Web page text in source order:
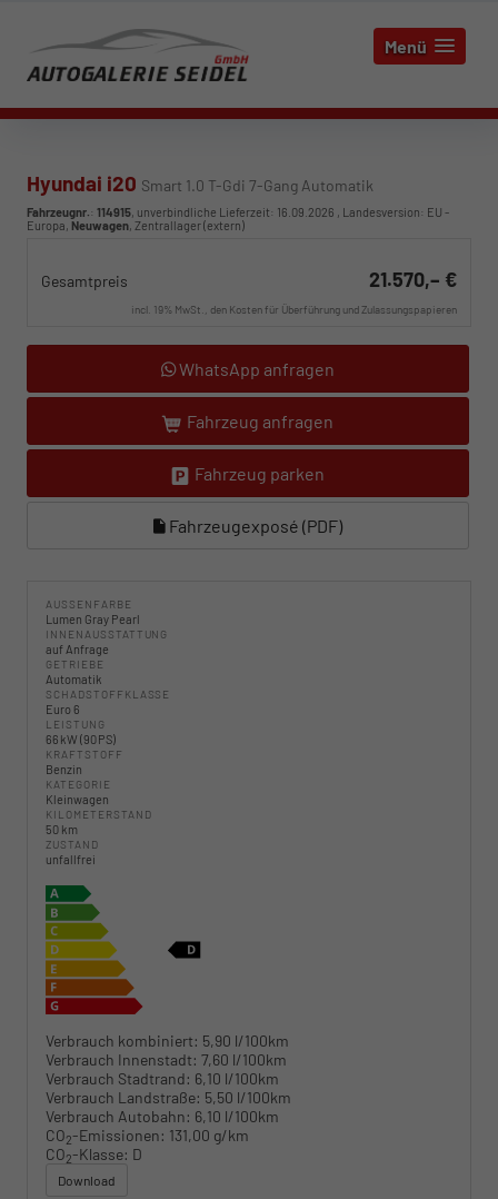
Menü
Hyundai i20 Smart 1.0 T-Gdi 7-Gang Automatik
Fahrzeugnr.: 114915, unverbindliche Lieferzeit: 16.09.2026 , Landesversion: EU -
Europa, Neuwagen, Zentrallager (extern)
Gesamtpreis 21.570,– €
incl. 19% MwSt., den Kosten für Überführung und Zulassungspapieren
WhatsApp anfragen
Fahrzeug anfragen
Fahrzeug parken
Fahrzeugexposé (PDF)
AUSSENFARBE
Lumen Gray Pearl
INNENAUSSTATTUNG
auf Anfrage
GETRIEBE
Automatik
SCHADSTOFFKLASSE
Euro 6
LEISTUNG
66 kW (90 PS)
KRAFTSTOFF
Benzin
KATEGORIE
Kleinwagen
KILOMETERSTAND
50 km
ZUSTAND
unfallfrei
Verbrauch kombiniert: 5,90 l/100km
Verbrauch Innenstadt: 7,60 l/100km
Verbrauch Stadtrand: 6,10 l/100km
Verbrauch Landstraße: 5,50 l/100km
Verbrauch Autobahn: 6,10 l/100km
CO2-Emissionen: 131,00 g/km
CO2-Klasse: D
Download